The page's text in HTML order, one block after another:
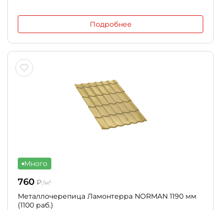
Подробнее
Много
760 ₽/м²
Металлочерепица Ламонтерра NORMAN 1190 мм
(1100 раб.)